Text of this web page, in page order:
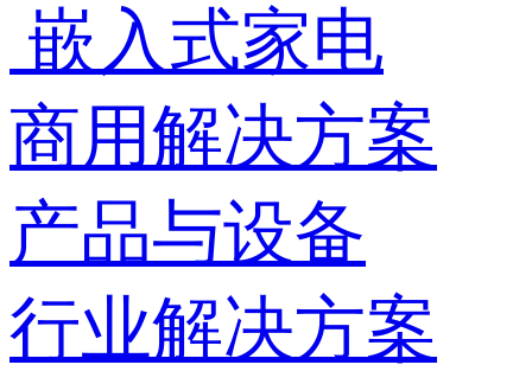
嵌入式家电
商用解决方案
产品与设备
行业解决方案